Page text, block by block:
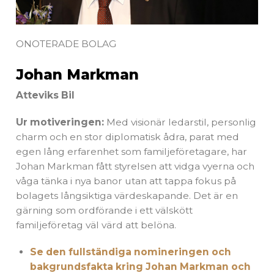
ONOTERADE BOLAG
Johan Markman
Atteviks Bil
Ur motiveringen:Med visionär ledarstil, personlig
charm och en stor diplomatisk ådra, parat med
egen lång erfarenhet som familjeföretagare, har
Johan Markman fått styrelsen att vidga vyerna och
våga tänka i nya banor utan att tappa fokus på
bolagets långsiktiga värdeskapande. Det är en
gärning som ordförande i ett välskött
familjeföretag väl värd att belöna.
Se den fullständiga nomineringen och
bakgrundsfakta kring Johan Markman och